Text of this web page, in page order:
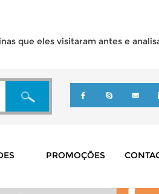
que eles visitaram antes e
PROMOÇÕES